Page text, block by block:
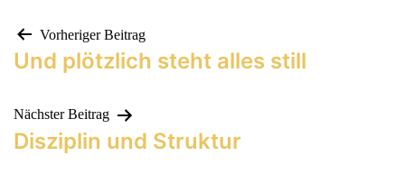
Vorheriger Beitrag
Und plötzlich steht alles still
Nächster Beitrag
Disziplin und Struktur